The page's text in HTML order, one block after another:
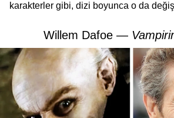
karakterler gibi, dizi boyunca o da
Willem Dafoe —